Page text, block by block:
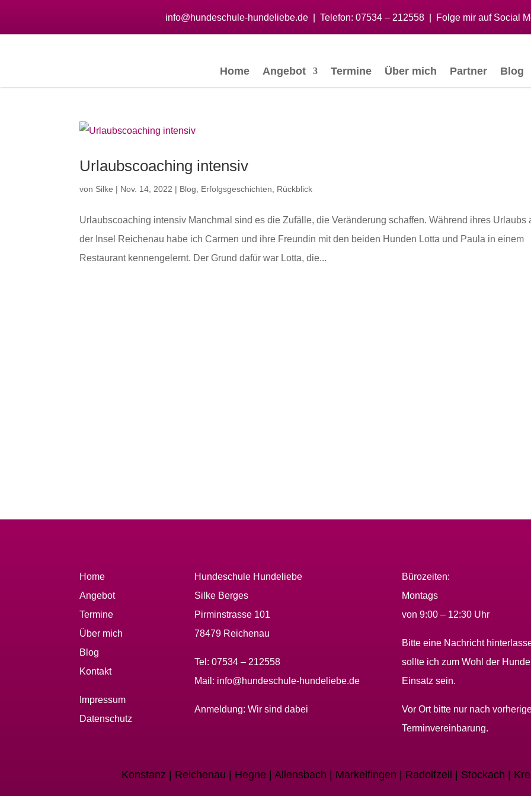
info@hundeschule-hundeliebe.de Telefon: 07534 – 212558 | Folge mir auf Social
Home Angebot Termine Über mich Partner Blog
Urlaubscoaching intensiv
von Silke | Nov. 14, 2022 | Blog Erfolgsgeschichten Rückblick
Urlaubscoaching intensiv Manchmal sind es die Zufälle, die Veränderung schaffen. Während ihres Urlaubs
der Insel Reichenau habe ich Carmen und ihre Freundin mit den beiden Hunden Lotta und Paula in einem
Restaurant kennengelernt. Der Grund dafür war Lotta, die...
Home
Angebot
Termine
Über mich
Blog
Kontakt
Impressum
Datenschutz
Hundeschule Hundeliebe
Silke Berges
Pirminstrasse 101
78479 Reichenau
Tel: 07534 – 212558
Mail: info@hundeschule-hundeliebe.de
Anmeldung: Wir sind dabei
Bürozeiten:
Montags
von 9:00 – 12:30 Uhr
Bitte eine Nachricht
sollte ich zum Wohl der
Einsatz sein.
Vor Ort bitte nur nach
Terminvereinbarung.
Konstanz | Reichenau | Hegne | Allensbach | Markelfingen | Radolfzell | Stockach |